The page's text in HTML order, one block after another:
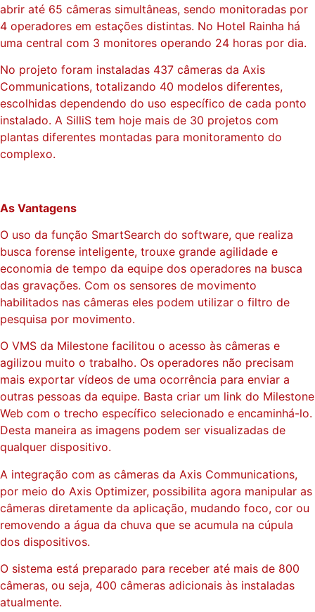
abrir até 65 câmeras simultâneas, sendo monitoradas por
4 operadores em estações distintas. No Hotel Rainha há
uma central com 3 monitores operando 24 horas por dia.
No projeto foram instaladas 437 câmeras da Axis
Communications, totalizando 40 modelos diferentes,
escolhidas dependendo do uso específico de cada ponto
instalado. A SilliS tem hoje mais de 30 projetos com
plantas diferentes montadas para monitoramento do
complexo.
As Vantagens
O uso da função SmartSearch do software, que realiza
busca forense inteligente, trouxe grande agilidade e
economia de tempo da equipe dos operadores na busca
das gravações. Com os sensores de movimento
habilitados nas câmeras eles podem utilizar o filtro de
pesquisa por movimento.
O VMS da Milestone facilitou o acesso às câmeras e
agilizou muito o trabalho. Os operadores não precisam
mais exportar vídeos de uma ocorrência para enviar a
outras pessoas da equipe. Basta criar um link do Milestone
Web com o trecho específico selecionado e encaminhá-lo.
Desta maneira as imagens podem ser visualizadas de
qualquer dispositivo.
A integração com as câmeras da Axis Communications,
por meio do Axis Optimizer, possibilita agora manipular as
câmeras diretamente da aplicação, mudando foco, cor ou
removendo a água da chuva que se acumula na cúpula
dos dispositivos.
O sistema está preparado para receber até mais de 800
câmeras, ou seja, 400 câmeras adicionais às instaladas
atualmente.